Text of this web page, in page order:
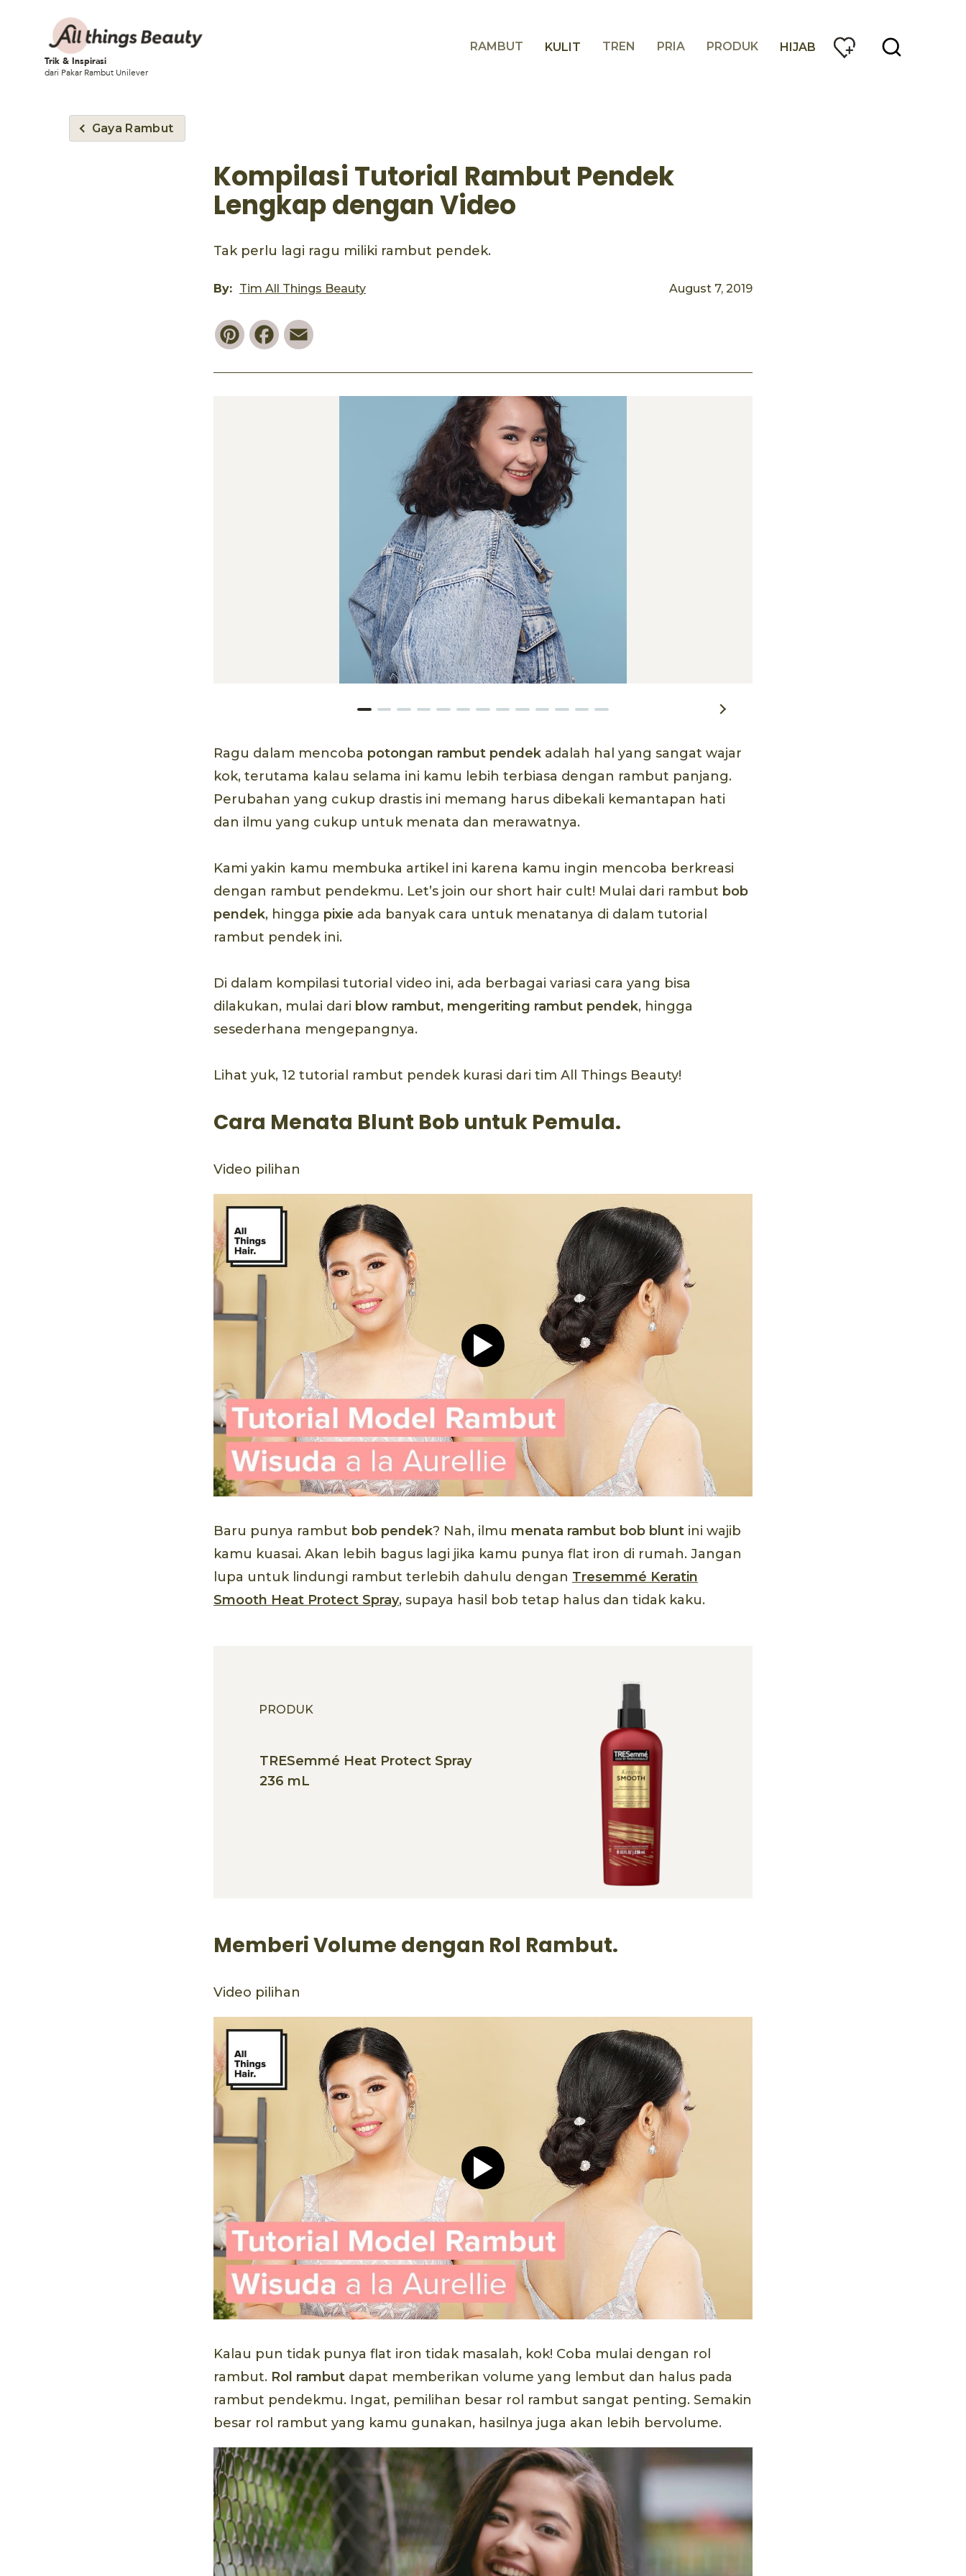
Trik & Inspirasi
dari Pakar Rambut Unilever
RAMBUT KULIT TREN PRIA PRODUK HIJAB
Gaya Rambut
Kompilasi Tutorial Rambut Pendek
Lengkap dengan Video
Tak perlu lagi ragu miliki rambut pendek.
By: Tim All Things Beauty August 7, 2019
PinterestFacebook
Ragu dalam mencoba potongan rambut pendek adalah hal yang sangat wajar
kok, terutama kalau selama ini kamu lebih terbiasa dengan rambut panjang.
Perubahan yang cukup drastis ini memang harus dibekali kemantapan hati
dan ilmu yang cukup untuk menata dan merawatnya.
Kami yakin kamu membuka artikel ini karena kamu ingin mencoba berkreasi
dengan rambut pendekmu. Let’s join our short hair cult! Mulai dari rambut bob
pendek, hingga pixie ada banyak cara untuk menatanya di dalam tutorial
rambut pendek ini.
Di dalam kompilasi tutorial video ini, ada berbagai variasi cara yang bisa
dilakukan, mulai dari blow rambut, mengeriting rambut pendek, hingga
sesederhana mengepangnya.
Lihat yuk, 12 tutorial rambut pendek kurasi dari tim All Things Beauty!
Cara Menata Blunt Bob untuk Pemula.
Video pilihan
Play video Tutorial Hijab Pashmina yang Chic.
Baru punya rambut bob pendek? Nah, ilmu menata rambut bob blunt ini wajib
kamu kuasai. Akan lebih bagus lagi jika kamu punya flat iron di rumah. Jangan
lupa untuk lindungi rambut terlebih dahulu dengan Tresemmé Keratin
Smooth Heat Protect Spray, supaya hasil bob tetap halus dan tidak kaku.
PRODUK
TRESemmé Heat Protect Spray
236 mL
Memberi Volume dengan Rol Rambut.
Video pilihan
Play video Tutorial Hijab Pashmina yang Chic.
Kalau pun tidak punya flat iron tidak masalah, kok! Coba mulai dengan rol
rambut. Rol rambut dapat memberikan volume yang lembut dan halus pada
rambut pendekmu. Ingat, pemilihan besar rol rambut sangat penting. Semakin
besar rol rambut yang kamu gunakan, hasilnya juga akan lebih bervolume.